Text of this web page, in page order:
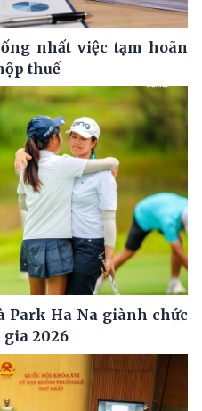
nhất việc tạm hoãn
thuế
Park Ha Na giành chức
2026